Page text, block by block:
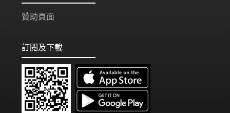
贊助頁面
訂閱及下載